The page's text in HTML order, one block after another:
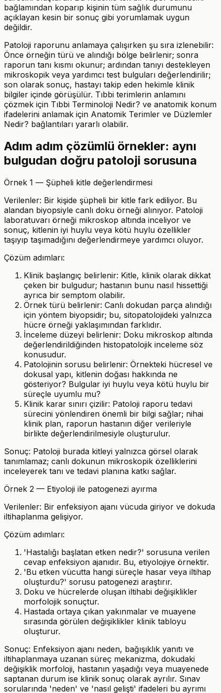
bağlamından koparıp kişinin tüm sağlık durumunu
açıklayan kesin bir sonuç gibi yorumlamak uygun
değildir.
Patoloji raporunu anlamaya çalışırken şu sıra izlenebilir:
Önce örneğin türü ve alındığı bölge belirlenir; sonra
raporun tanı kısmı okunur; ardından tanıyı destekleyen
mikroskopik veya yardımcı test bulguları değerlendirilir;
son olarak sonuç, hastayı takip eden hekimle klinik
bilgiler içinde görüşülür. Tıbbi terimlerin anlamını
çözmek için Tıbbi Terminoloji Nedir? ve anatomik konum
ifadelerini anlamak için Anatomik Terimler ve Düzlemler
Nedir? bağlantıları yararlı olabilir.
Adım adım çözümlü örnekler: aynı
bulgudan doğru patoloji sorusuna
Örnek 1 — Şüpheli kitle değerlendirmesi
Verilenler: Bir kişide şüpheli bir kitle fark ediliyor. Bu
alandan biyopsiyle canlı doku örneği alınıyor. Patoloji
laboratuvarı örneği mikroskop altında inceliyor ve
sonuç, kitlenin iyi huylu veya kötü huylu özellikler
taşıyıp taşımadığını değerlendirmeye yardımcı oluyor.
Çözüm adımları:
Klinik başlangıç belirlenir: Kitle, klinik olarak dikkat
çeken bir bulgudur; hastanın bunu nasıl hissettiği
ayrıca bir semptom olabilir.
Örnek türü belirlenir: Canlı dokudan parça alındığı
için yöntem biyopsidir; bu, sitopatolojideki yalnızca
hücre örneği yaklaşımından farklıdır.
İnceleme düzeyi belirlenir: Doku mikroskop altında
değerlendirildiğinden histopatolojik inceleme söz
konusudur.
Patolojinin sorusu belirlenir: Örnekteki hücresel ve
dokusal yapı, kitlenin doğası hakkında ne
gösteriyor? Bulgular iyi huylu veya kötü huylu bir
süreçle uyumlu mu?
Klinik karar sınırı çizilir: Patoloji raporu tedavi
sürecini yönlendiren önemli bir bilgi sağlar; nihai
klinik plan, raporun hastanın diğer verileriyle
birlikte değerlendirilmesiyle oluşturulur.
Sonuç: Patoloji burada kitleyi yalnızca görsel olarak
tanımlamaz; canlı dokunun mikroskopik özelliklerini
inceleyerek tanı ve tedavi planına katkı sağlar.
Örnek 2 — Etiyoloji ile patogenezi ayırma
Verilenler: Bir enfeksiyon ajanı vücuda giriyor ve dokuda
iltihaplanma gelişiyor.
Çözüm adımları:
'Hastalığı başlatan etken nedir?' sorusuna verilen
cevap enfeksiyon ajanıdır. Bu, etiyolojiye örnektir.
'Bu etken vücutta hangi süreçle hasar veya iltihap
oluşturdu?' sorusu patogenezi araştırır.
Doku ve hücrelerde oluşan iltihabi değişiklikler
morfolojik sonuçtur.
Hastada ortaya çıkan yakınmalar ve muayene
sırasında görülen değişiklikler klinik tabloyu
oluşturur.
Sonuç: Enfeksiyon ajanı neden, bağışıklık yanıtı ve
iltihaplanmaya uzanan süreç mekanizma, dokudaki
değişiklik morfoloji, hastanın yaşadığı veya muayenede
saptanan durum ise klinik sonuç olarak ayrılır. Sınav
sorularında 'neden' ve 'nasıl gelişti' ifadeleri bu ayrımı